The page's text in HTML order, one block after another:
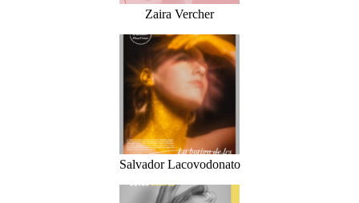
Zaira Vercher
Salvador Lacovodonato